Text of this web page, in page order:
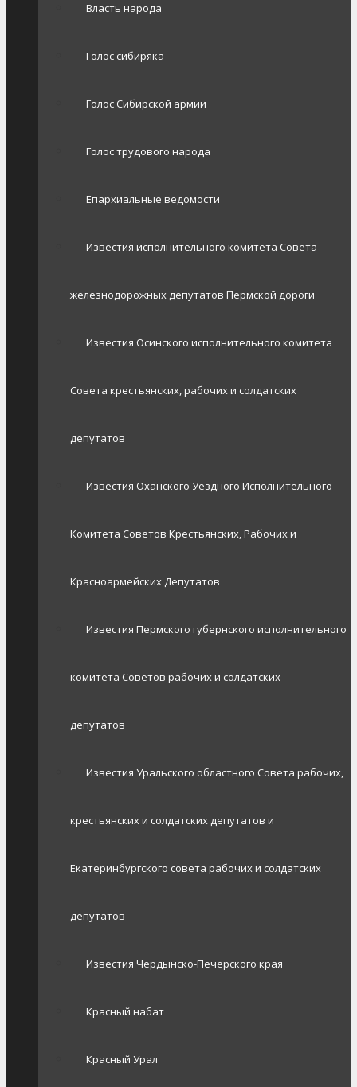
Власть народа
Голос сибиряка
Голос Сибирской армии
Голос трудового народа
Епархиальные ведомости
Известия исполнительного комитета Совета
железнодорожных депутатов Пермской дороги
Известия Осинского исполнительного комитета
Совета крестьянских, рабочих и солдатских
депутатов
Известия Оханского Уездного Исполнительного
Комитета Советов Крестьянских, Рабочих и
Красноармейских Депутатов
Известия Пермского губернского исполнительного
комитета Советов рабочих и солдатских
депутатов
Известия Уральского областного Совета рабочих,
крестьянских и солдатских депутатов и
Екатеринбургского совета рабочих и солдатских
депутатов
Известия Чердынско-Печерского края
Красный набат
Красный Урал